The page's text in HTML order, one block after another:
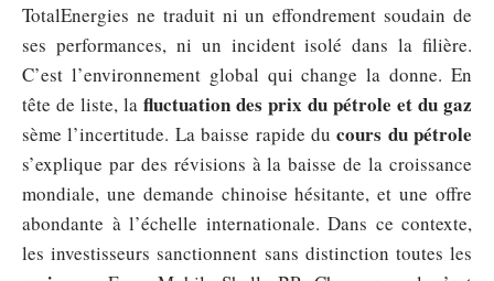
TotalEnergies ne traduit ni un effondrement soudain de
ses performances, ni un incident isolé dans la filière.
C’est l’environnement global qui change la donne. En
tête de liste, la fluctuation des prix du pétrole et du gaz
sème l’incertitude. La baisse rapide ducours du pétrole
s’explique par des révisions à la baisse de la croissance
mondiale, une demande chinoise hésitante, et une offre
abondante à l’échelle internationale. Dans ce contexte,
les investisseurs sanctionnent sans distinction toutes les